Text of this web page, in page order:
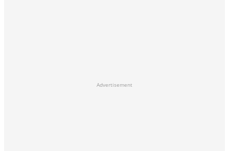
Advertisement